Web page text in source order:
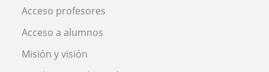
Acceso profesores
Acceso a alumnos
Misión y visión